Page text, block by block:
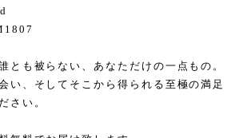
とも被らない、あなただけの一点もの。
い、そしてそこから得られる至極の満足
さい。